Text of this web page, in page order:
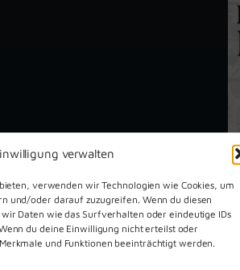
verwalten
verwenden wir Technologien wie Cookies, um
und/oder darauf zuzugreifen. Wenn du diesen
Daten wie das Surfverhalten oder eindeutige IDs
du deine Einwilligung nicht erteilst oder
und Funktionen beeinträchtigt werden.